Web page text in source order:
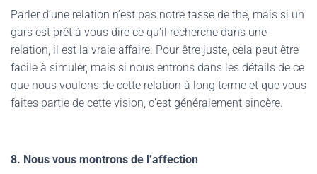
Parler d’une relation n’est pas notre tasse de thé, mais si un
gars est prêt à vous dire ce qu’il recherche dans une
relation, il est la vraie affaire. Pour être juste, cela peut être
facile à simuler, mais si nous entrons dans les détails de ce
que nous voulons de cette relation à long terme et que vous
faites partie de cette vision, c’est généralement sincère.
8. Nous vous montrons de l’affection